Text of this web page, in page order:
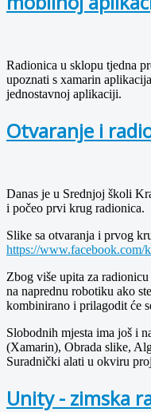
Radionica u sklopu tjedna
upoznati s xamarin
jednostavnoj aplikaciji.
Otvaranje i
Danas je u Srednjoj školi
i počeo prvi krug radionica.
Slike sa otvaranja i prvog
https://www.facebook.com/
Zbog više upita za radionicu
na naprednu robotiku ako
kombinirano i prilagodit će
Slobodnih mjesta ima još i
(Xamarin), Obrada slike,
Suradnički alati u okviru
Unity - zimska